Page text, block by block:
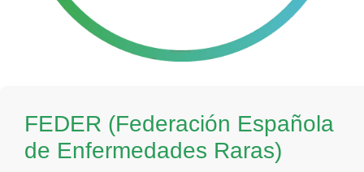
FEDER (Federación Española
de Enfermedades Raras)